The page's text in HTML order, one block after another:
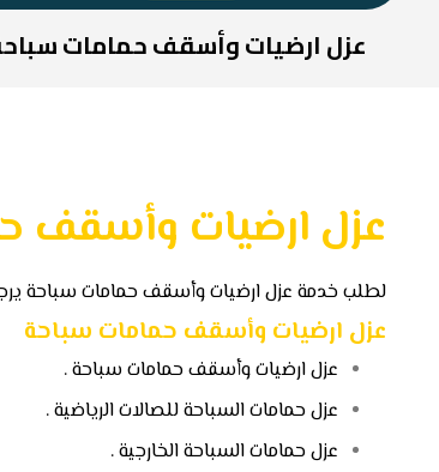
عزل ارضيات وأسقف حمامات
عزل ارضيات وأسقف
لطلب خدمة عزل ارضيات وأسقف حمامات سباحة
عزل ارضيات وأسقف حمامات سباحة
عزل ارضيات وأسقف حمامات سباحة .
عزل حمامات السباحة للصالات الرياضية .
عزل حمامات السباحة الخارجية .